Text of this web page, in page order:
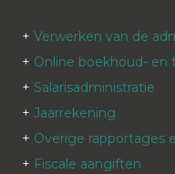
+ Verwerken van de
+ Online boekhoud- en
+ Salarisadministratie
+ Jaarrekening
+ Overige rapportages
+ Fiscale aangiften